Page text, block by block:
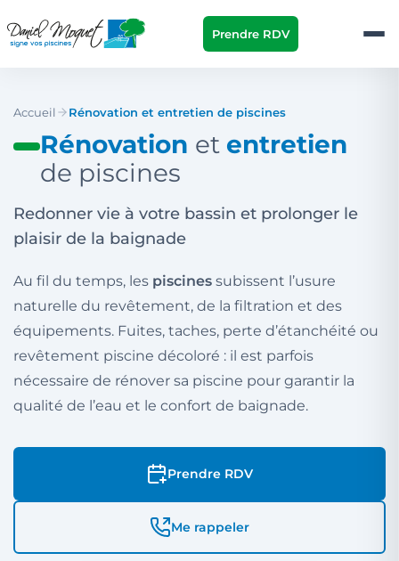
Prendre RDV
Accueil Rénovation et entretien de piscines
Rénovation et entretien
de piscines
Redonner vie à votre bassin et prolonger le
plaisir de la baignade
Au fil du temps, les piscines subissent l’usure
naturelle du revêtement, de la filtration et des
équipements. Fuites, taches, perte d’étanchéité ou
revêtement piscine décoloré : il est parfois
nécessaire de rénover sa piscine pour garantir la
qualité de l’eau et le confort de baignade.
Prendre RDV
Me rappeler